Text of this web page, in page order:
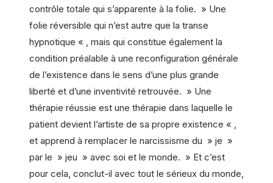
contrôle totale qui s’apparente à la folie. » Une
folie réversible qui n’est autre que la transe
hypnotique « , mais qui constitue également la
condition préalable à une reconfiguration générale
de l’existence dans le sens d’une plus grande
liberté et d’une inventivité retrouvée. » Une
thérapie réussie est une thérapie dans laquelle le
patient devient l’artiste de sa propre existence « ,
et apprend à remplacer le narcissisme du » je »
par le » jeu » avec soi et le monde. » Et c’est
pour cela, conclut-il avec tout le sérieux du monde,